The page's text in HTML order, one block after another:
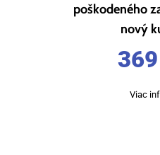
poškodeného
nový
369
Viac